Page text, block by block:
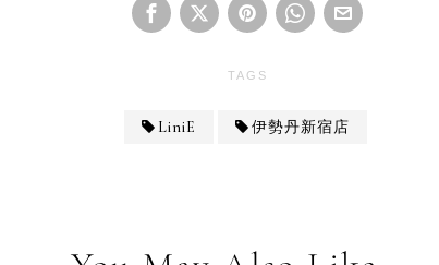
TAGS
LiniE 伊勢丹新宿店